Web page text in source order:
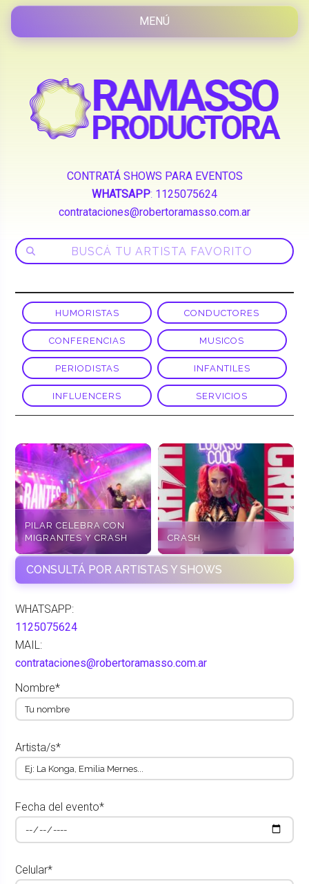
CONTRATÁ SHOWS PARA EVENTOS
WHATSAPP: 1125075624
contrataciones@robertoramasso.com.ar
HUMORISTAS CONDUCTORES
CONFERENCIAS MUSICOS
PERIODISTAS INFANTILES
INFLUENCERS SERVICIOS
PILAR CELEBRA CON
MIGRANTES Y CRASH
CRASH
CONSULTÁ POR ARTISTAS Y SHOWS
WHATSAPP:
1125075624
MAIL:
contrataciones@robertoramasso.com.ar
Nombre*
Artista/s*
Fecha del evento*
Celular*